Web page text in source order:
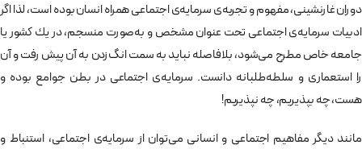
دوران غارنشينی، مفهوم و تجربه‌ی سرمايه‌ی اجتماعی همراه انسان بوده است، لذا اگر
ادبيات سرمايه‌ی اجتماعی تحت عنوان مشخص و به‌صورت منسجم، در يك كشور يا
جامعه خاص مطرح می‌شود، بلافاصله نبايد به سمت انگ‌زدن به آن پيش رفت و آن
را استعماری و سلطه‌طلبانه دانست. سرمايه‌ی اجتماعی در بطن جوامع بوده و
هست، چه بپذيريم، چه نپذيريم!
مانند ديگر مفاهيم اجتماعی و انسانی می‌توان از سرمايه‌ی اجتماعی، استنباط و